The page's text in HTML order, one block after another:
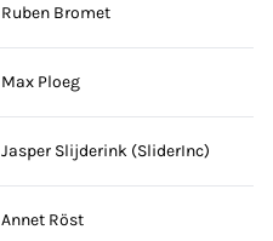
Ruben Bromet
Max Ploeg
Jasper Slijderink (SliderInc)
Annet Röst